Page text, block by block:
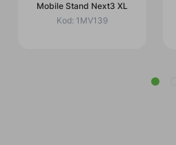
Mobile Stand Next3 XL
Kod: 1MV139